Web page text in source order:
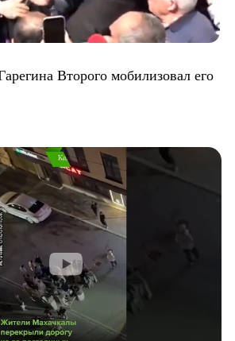
Второго мобилизовал его